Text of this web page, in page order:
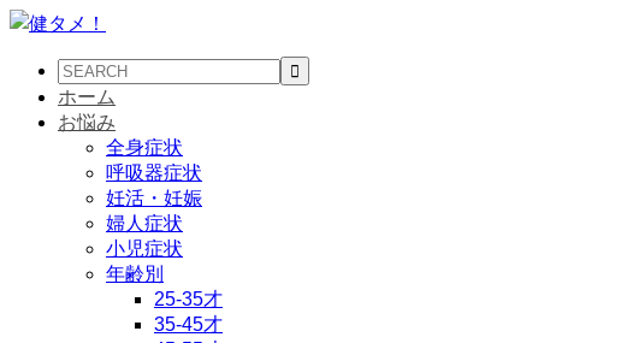
ホーム
お悩み
全身症状
呼吸器症状
妊活・妊娠
婦人症状
小児症状
年齢別
25-35才
35-45才